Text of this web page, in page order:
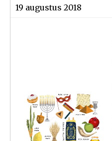
19 augustus 2018